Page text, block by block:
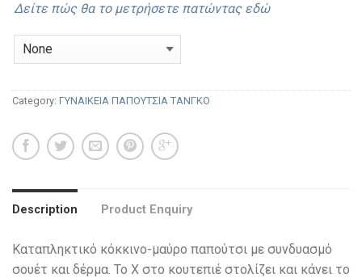
Δείτε πώς θα το μετρήσετε πατώντας εδώ
Category: ΓΥΝΑΙΚΕΙΑ ΠΑΠΟΥΤΣΙΑ ΤΑΝΓΚΟ
Description Product Enquiry
Καταπληκτικό κόκκινο-μαύρο παπούτσι με συνδυασμό
σουέτ και δέρμα. Το Χ στο κουτεπιέ στολίζει και κάνει το